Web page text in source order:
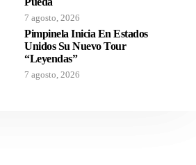
7 agosto, 2026
Pimpinela Inicia En Estados
Unidos Su Nuevo Tour
“Leyendas”
7 agosto, 2026